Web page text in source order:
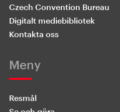
Czech Convention Bureau
Digitalt mediebibliotek
Kontakta oss
Meny
Resmål